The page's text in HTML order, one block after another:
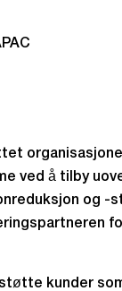
ved å tilby
og -
kunder